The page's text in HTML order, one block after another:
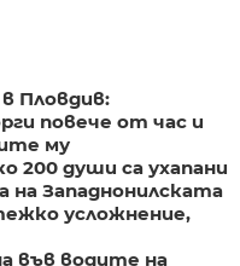
Пловдив:
повече от час и
му
200 души са ухапани
на Западнонилската
усложнение,
във водите на